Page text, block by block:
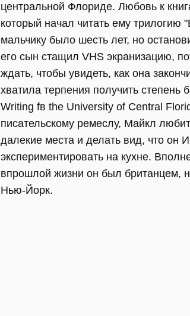
центральной Флориде. Любовь к
который начал читать ему трилогию
мальчику было шесть лет, но
его сын стащил VHS экранизацию,
ждать, чтобы увидеть, как она
хватила терпения получить степень
Writing fв the University of Central
писательскому ремеслу, Майкл
далекие места и делать вид, что он
экспериментировать на кухне.
впрошлой жизни он был британцем,
Нью-Йорк.